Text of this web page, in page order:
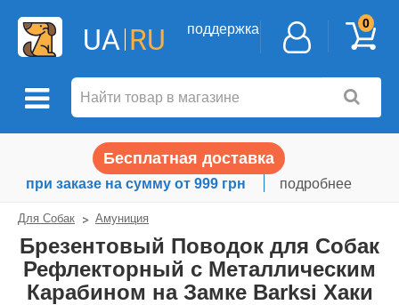
UA RU поддержка 0
Бесплатная доставка
при заказе на сумму от 999 грн подробнее
Для Собак Амуниция
Брезентовый Поводок для Собак
Рефлекторный с Металлическим
Карабином на Замке Barksi Хаки